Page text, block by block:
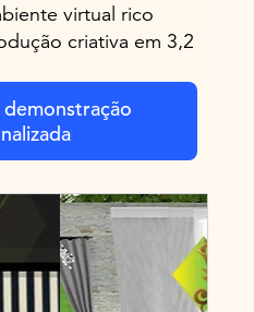
virtual rico
criativa em 3,2